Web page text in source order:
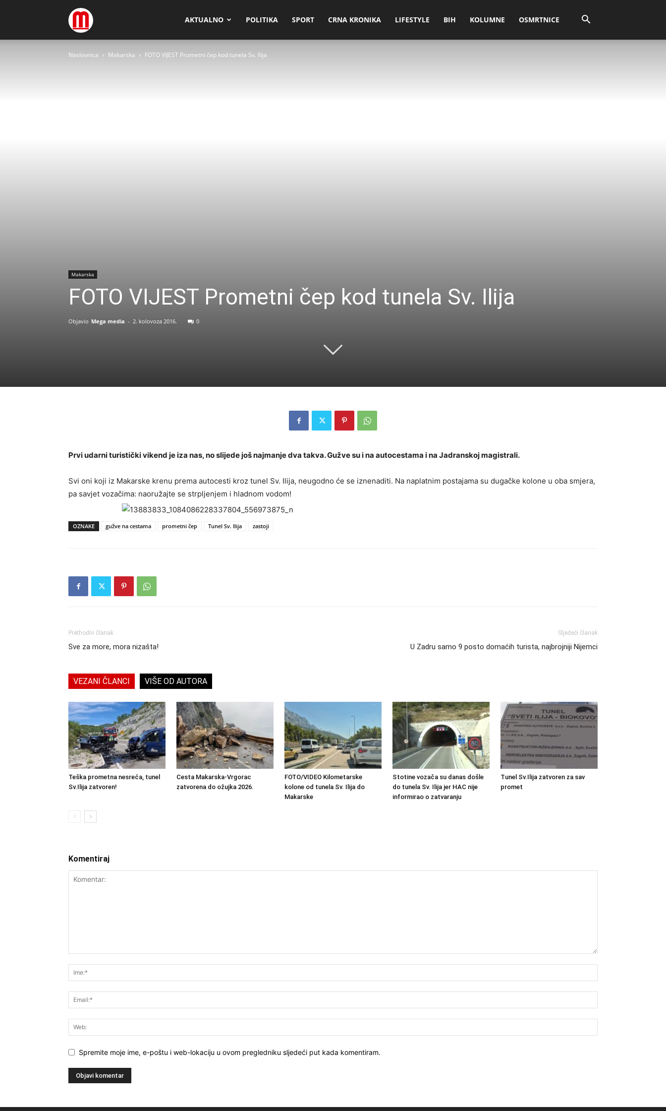
Megamedia AKTUALNO POLITIKA SPORT CRNA KRONIKA LIFESTYLE BIH KOLUMNE OSMRTNICE
Naslovnica Makarska FOTO VIJEST Prometni čep kod tunela Sv. Ilija
Makarska
FOTO VIJEST Prometni čep kod tunela Sv. Ilija
Objavio Mega media - 2. kolovoza 2016. 0
Prvi udarni turistički vikend je iza nas, no slijede još najmanje dva takva. Gužve su i na autocestama i na Jadranskoj magistrali.
Svi oni koji iz Makarske krenu prema autocesti kroz tunel Sv. Ilija, neugodno će se iznenaditi. Na naplatnim postajama su dugačke kolone u oba smjera,
pa savjet vozačima: naoružajte se strpljenjem i hladnom vodom!
OZNAKE gužve na cestama prometni čep Tunel Sv. Ilija zastoji
Prethodni članak
Sve za more, mora nizašta!
Sljedeći članak
U Zadru samo 9 posto domaćih turista, najbrojniji Nijemci
VEZANI ČLANCI VIŠE OD AUTORA
Teška prometna nesreća, tunel
Sv.Ilija zatvoren!
Cesta Makarska-Vrgorac
zatvorena do ožujka 2026.
FOTO/VIDEO Kilometarske
kolone od tunela Sv. Ilija do
Makarske
Stotine vozača su danas došle
do tunela Sv. Ilija jer HAC nije
informirao o zatvaranju
Tunel Sv.Ilija zatvoren za sav
promet
Komentiraj
Spremite moje ime, e-poštu i web-lokaciju u ovom pregledniku sljedeći put kada komentiram.